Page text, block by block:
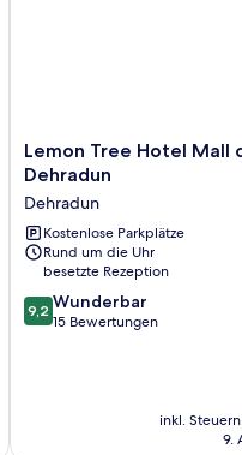
Lemon
Tree
Mall
of
Dehradun
Dehradun
Lemon Tree Hotel Mall
Dehradun
Dehradun
Kostenlose Parkplätze
Rund um die Uhr
besetzte Rezeption
9.2
von
9,2 Wunderbar
15 Bewertungen
inkl.
9.